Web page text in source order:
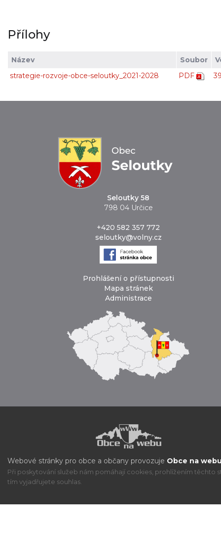
Přílohy
Název Soubor
strategie-rozvoje-obce-seloutky_2021-2028
PDF
Seloutky 58
798 04 Určice
+420 582 357 772
seloutky@volny.cz
Prohlášení o přístupnosti
Mapa stránek
Administrace
Webové stránky pro obce a občany provozuje Obce na
Při poskytování služeb nám pomáhají cookies, prohlížením těchto
tím vyjadřujete souhlas.